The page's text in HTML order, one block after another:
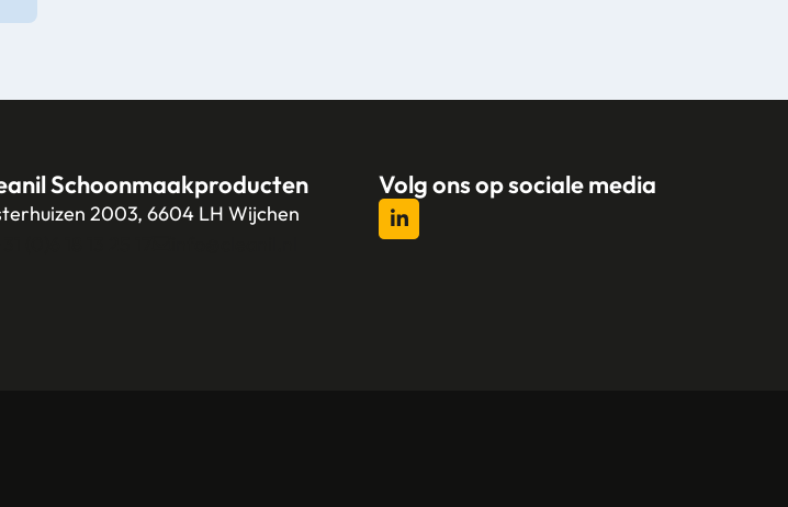
Schoonmaakproducten
2003, 6604 LH Wijchen
Volg ons op sociale media